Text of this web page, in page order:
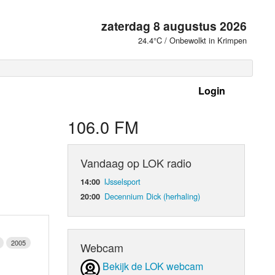
zaterdag 8 augustus 2026
24.4°C / Onbewolkt in Krimpen
Login
2005
106.0 FM
Vandaag op LOK radio
14:00 IJsselsport
20:00 Decennium Dick (herhaling)
Webcam
Bekijk de LOK webcam